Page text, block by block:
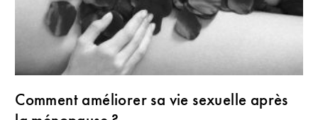
Comment améliorer sa vie sexuelle après